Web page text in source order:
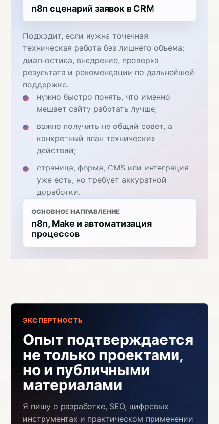
n8n сценарий заявок в CRM
Подходит, если нужна точечная
техническая работа без лишнего объема:
диагностика, внедрение, проверка
результата и рекомендации по дальнейшей
поддержке.
нужно быстро понять, что именно
мешает сайту работать лучше;
важно получить не общий совет, а
конкретный план технических
действий;
страница, форма, CMS или интеграция
уже есть, но требует аккуратной
доработки.
ОСНОВНОЕ НАПРАВЛЕНИЕ
n8n, Make и автоматизация
процессов
ЭКСПЕРТНОСТЬ
Опыт подтверждается
не только проектами,
но и публичными
материалами
Я пишу о разработке, SEO, цифровых
инструментах и практическом применении